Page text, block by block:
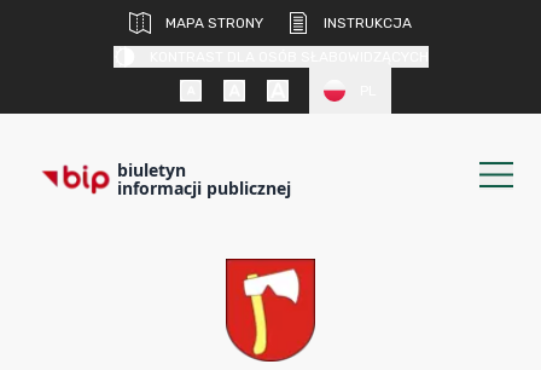
MAPA STRONY
INSTRUKCJA
biuletyn
informacji publicznej